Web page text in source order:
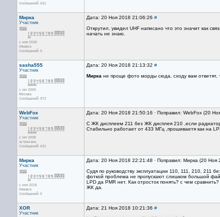
Сообщений: 631
Мирка
Участник
с ноя 2018
Ижевск
Сообщений: 5
Дата: 20 Ноя 2018 21:06:26 #
Открутил, увидел UHF написано что это значит как
начать не знаю.
sasha555
Участник
с окт 2009
Москва
Сообщений: 972
Дата: 20 Ноя 2018 21:13:32 #
Мирка не проще фото морды сюда, сходу вам ответят,
WebFox
Участник
с окт 2008
астрахань
Сообщений: 631
Дата: 20 Ноя 2018 21:50:16 · Поправил: WebFox (20
С ЖК дисплеем 211 без ЖК дисплея 210 ,если
Стабильно работает от 433 МГц ,прошиваетя как на
Мирка
Участник
с ноя 2018
Ижевск
Сообщений: 5
Дата: 20 Ноя 2018 22:21:48 · Поправил: Мирка (20
Судя по руководству эксплуатации 110, 111, 210,
фоткой проблема не пропускают слишком большой
LPD да PMR нет. Как отросток понять? с чем сравнить?
ЖК да.
XOR
Участник
Дата: 21 Ноя 2018 10:21:36 #